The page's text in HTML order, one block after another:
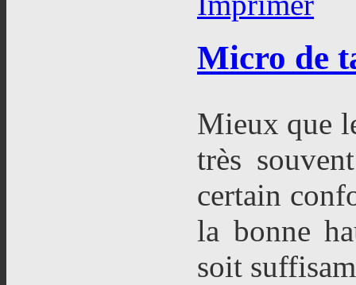
Micro de
Mieux que
très
certain
la bonne
soit